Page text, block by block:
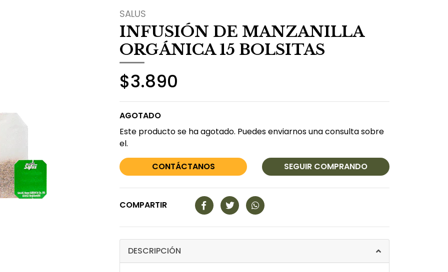
SALUS
INFUSIÓN DE MANZANILLA
ORGÁNICA 15 BOLSITAS
$3.890
AGOTADO
Este producto se ha agotado. Puedes enviarnos una consulta sobre
el.
CONTÁCTANOS
SEGUIR COMPRANDO
COMPARTIR
DESCRIPCIÓN